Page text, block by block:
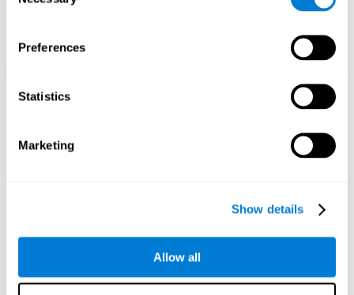
Preferences
Statistics
Marketing
Show details
Allow all
3週間後の神経回路網の方向性グラフィック投影。
認知能力を訓練しないとどうなりま
すか？
に、認知能力が正常に使用されていない場合、脳はその神経活
ます弱くなります。そうすると、その認知機能が使えなくな
り、日常の活動での効果が低下します。